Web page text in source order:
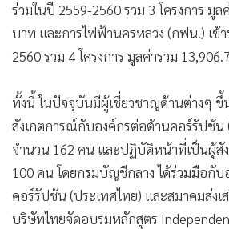
ร่วมในปี 2559-2560 รวม 3 โครงการ มูล
บาท และการไฟฟ้านครหลวง (กฟน.) เข้
2560 รวม 4 โครงการ มูลค่ารวม
ทั้งนี้ ในปัจจุบันมีผู้เชี่ยวชาญด้านต่างๆ
สังเกตการณ์กับองค์กรต่อต้านคอร์รัปชัน
จำนวน 162 คน และปฏิบัติหน้าที่เป็นผู้สั
100 คน โดยกรมบัญชีกลาง ได้ร่วมมือกับ
คอร์รัปชัน (ประเทศไทย) และสมาคมส่งเ
บริษัทไทยจัดอบรมหลักสูตร